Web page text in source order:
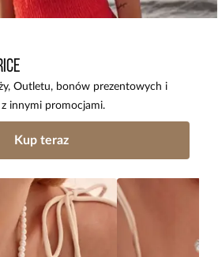
Outletu, bonów prezentowych i
z innymi promocjami.
Kup teraz